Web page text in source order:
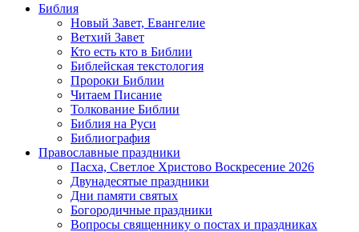
Библия
Новый Завет, Евангелие
Ветхий Завет
Кто есть кто в Библии
Библейская текстология
Пророки Библии
Читаем Писание
Толкование Библии
Библия на Руси
Библиография
Православные праздники
Пасха, Светлое Христово Воскресение 2026
Двунадесятые праздники
Дни памяти святых
Богородичные праздники
Вопросы священнику о постах и праздниках